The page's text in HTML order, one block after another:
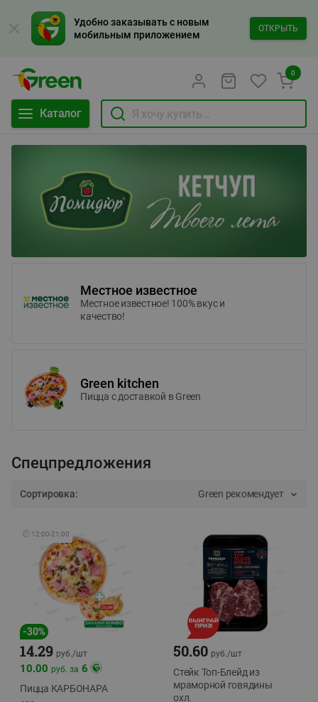
Удобно заказывать с новым
мобильным приложением
ОТКРЫТЬ
Каталог
0
Местное известное
Местное известное! 100% вкус и
качество!
Green kitchen
Пицца c доставкой в Green
Спецпредложения
Сортировка: Green рекомендует
🕘 12:00-21:00
-30%
14.29 руб./шт
10.00 руб. за 6
Пицца КАРБОНАРА
50.60 руб./шт
Стейк Топ-Блейд из
мраморной говядины
охл.